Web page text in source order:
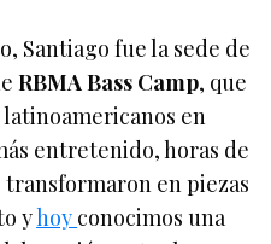
Santiago fue la sede de
RBMA Bass Camp, que
en
entretenido, horas de
transformaron en piezas
yhoy conocimos una